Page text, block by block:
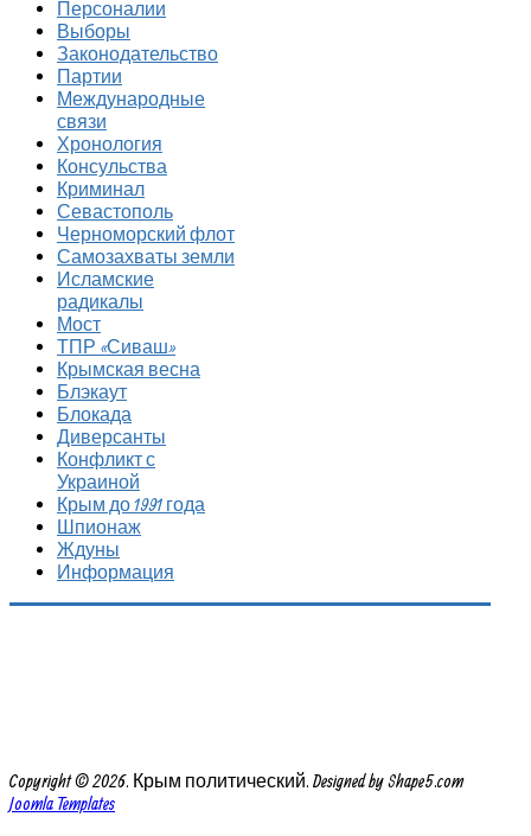
Персоналии
Выборы
Законодательство
Партии
Международные
связи
Хронология
Консульства
Криминал
Севастополь
Черноморский флот
Самозахваты земли
Исламские
радикалы
Мост
ТПР «Сиваш»
Крымская весна
Блэкаут
Блокада
Диверсанты
Конфликт с
Украиной
Крым до 1991 года
Шпионаж
Ждуны
Информация
Copyright © 2026. Крым политический. Designed by Shape5.com
Joomla Templates